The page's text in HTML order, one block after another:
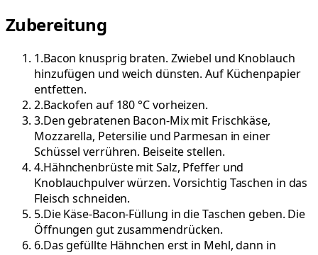
Zubereitung
1.Bacon knusprig braten. Zwiebel und Knoblauch
hinzufügen und weich dünsten. Auf Küchenpapier
entfetten.
2.Backofen auf 180 °C vorheizen.
3.Den gebratenen Bacon-Mix mit Frischkäse,
Mozzarella, Petersilie und Parmesan in einer
Schüssel verrühren. Beiseite stellen.
4.Hähnchenbrüste mit Salz, Pfeffer und
Knoblauchpulver würzen. Vorsichtig Taschen in das
Fleisch schneiden.
5.Die Käse-Bacon-Füllung in die Taschen geben. Die
Öffnungen gut zusammendrücken.
6.Das gefüllte Hähnchen erst in Mehl, dann in